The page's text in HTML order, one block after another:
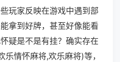
玩家反映在游戏中遇到部
拿到好牌，甚至好像能看
疑是不是有挂？确实存在
情怀麻将,欢乐麻将)等，